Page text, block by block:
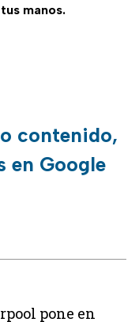
manos.
contenido,
en Google
pone en